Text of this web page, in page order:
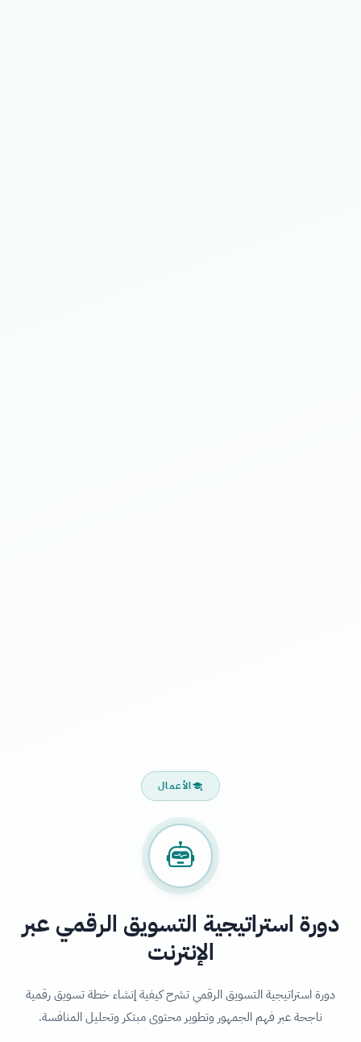
الأعمال
دورة استراتيجية التسويق الرقمي عبر
الإنترنت
دورة استراتيجية التسويق الرقمي تشرح كيفية إنشاء خطة تسويق رقمية
ناجحة عبر فهم الجمهور وتطوير محتوى مبتكر وتحليل المنافسة.